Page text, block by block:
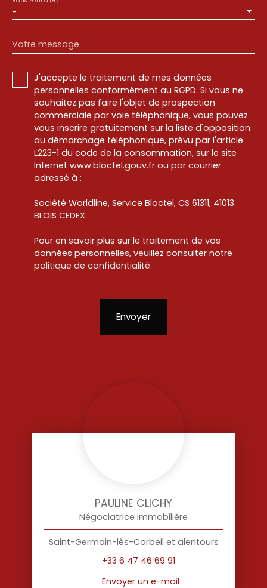
-
Votre message
J'accepte le traitement de mes données
personnelles conformément au RGPD. Si vous ne
souhaitez pas faire l'objet de prospection
commerciale par voie téléphonique, vous pouvez
vous inscrire gratuitement sur la liste d'opposition
au démarchage téléphonique, prévu par l'article
L223-1 du code de la consommation, sur le site
Internet www.bloctel.gouv.fr ou par courrier
adressé à :
Société Worldline, Service Bloctel, CS 61311, 41013
BLOIS CEDEX.
Pour en savoir plus sur le traitement de vos
données personnelles, veuillez consulter notre
politique de confidentialité.
Envoyer
PAULINE CLICHY
Négociatrice immobilière
Saint-Germain-lès-Corbeil et alentours
+33 6 47 46 69 91
Envoyer un e-mail